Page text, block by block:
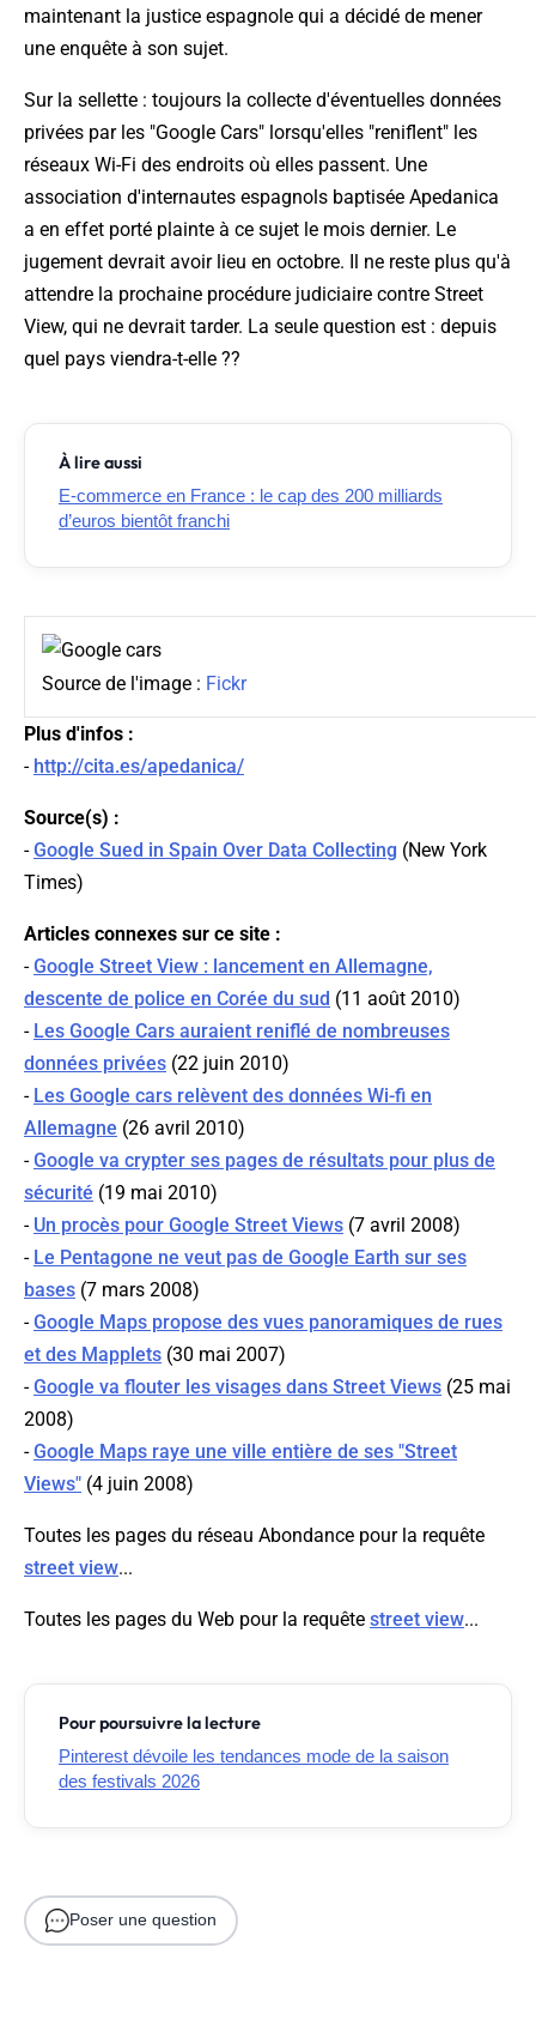
maintenant la justice espagnole qui a décidé de mener
une enquête à son sujet.
Sur la sellette : toujours la collecte d'éventuelles données
privées par les "Google Cars" lorsqu'elles "reniflent" les
réseaux Wi-Fi des endroits où elles passent. Une
association d'internautes espagnols baptisée Apedanica
a en effet porté plainte à ce sujet le mois dernier. Le
jugement devrait avoir lieu en octobre. Il ne reste plus qu'à
attendre la prochaine procédure judiciaire contre Street
View, qui ne devrait tarder. La seule question est : depuis
quel pays viendra-t-elle ??
À lire aussi
E-commerce en France : le cap des 200 milliards
d’euros bientôt franchi
Source de l'image : Fickr
Plus d'infos :
- http://cita.es/apedanica/
Source(s) :
-Google Sued in Spain Over Data Collecting (New York
Times)
Articles connexes sur ce site :
-Google Street View : lancement en Allemagne,
descente de police en Corée du sud (11 août 2010)
- Les Google Cars auraient reniflé de nombreuses
données privées (22 juin 2010)
- Les Google cars relèvent des données Wi-fi en
Allemagne (26 avril 2010)
-Google va crypter ses pages de résultats pour plus de
sécurité (19 mai 2010)
- Un procès pour Google Street Views (7 avril 2008)
- Le Pentagone ne veut pas de Google Earth sur ses
bases (7 mars 2008)
-Google Maps propose des vues panoramiques de rues
et des Mapplets (30 mai 2007)
-Google va flouter les visages dans Street Views (25 mai
2008)
-Google Maps raye une ville entière de ses "Street
Views" (4 juin 2008)
Toutes les pages du réseau Abondance pour la requête
street view...
Toutes les pages du Web pour la requête street view...
Pour poursuivre la lecture
Pinterest dévoile les tendances mode de la saison
des festivals 2026
Poser une question